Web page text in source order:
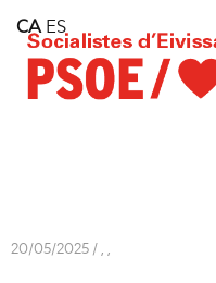
Consell Insular d'Eivissa
Services
Contact
20/05/2025 / , ,
CA ES